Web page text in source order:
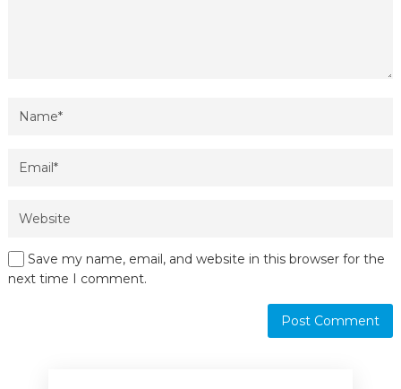
Save my name, email, and website in this browser for the
next time I comment.